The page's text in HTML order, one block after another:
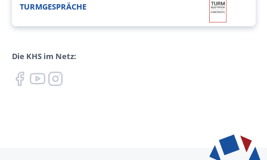
TURMGESPRÄCHE
Die KHS im Netz: